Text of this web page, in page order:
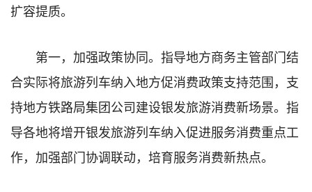
扩容提质。
第一，加强政策协同。指导地方商务主管部门结
合实际将旅游列车纳入地方促消费政策支持范围，支
持地方铁路局集团公司建设银发旅游消费新场景。指
导各地将增开银发旅游列车纳入促进服务消费重点工
作，加强部门协调联动，培育服务消费新热点。